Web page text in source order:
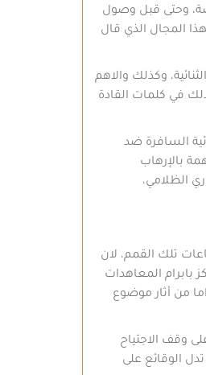
وحتى قبل وصول
المجال الذي قال
وكذلك والاهم
في كلمات القادة
السافرة ضد
بالإرهاب
الظلامي،
تلك القمم، لان
بابرام المعاهدات
من أثار موضوع
وقف الاجتياح
الوقائع على